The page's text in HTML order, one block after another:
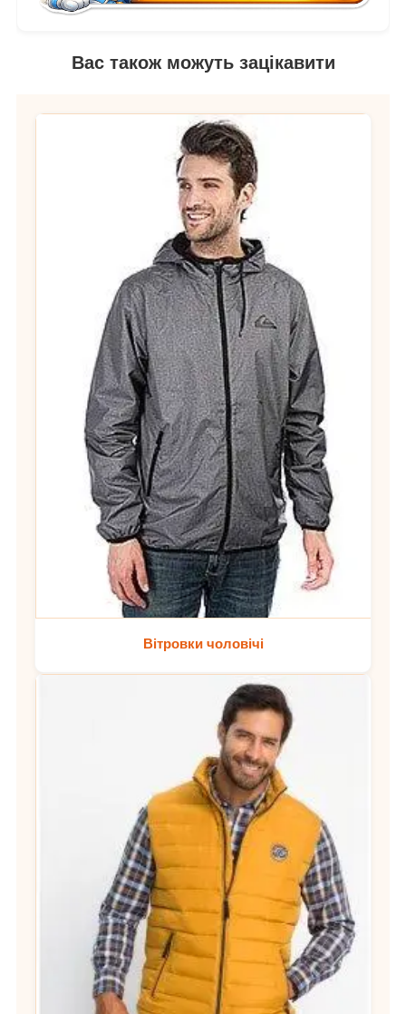
Вас також можуть зацікавити
Вітровки чоловічі